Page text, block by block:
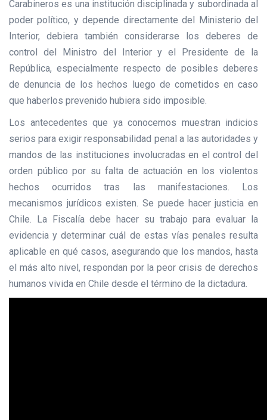
Carabineros es una institución disciplinada y subordinada al
poder político, y depende directamente del Ministerio del
Interior, debiera también considerarse los deberes de
control del Ministro del Interior y el Presidente de la
República, especialmente respecto de posibles deberes
de denuncia de los hechos luego de cometidos en caso
que haberlos prevenido hubiera sido imposible.
Los antecedentes que ya conocemos muestran indicios
serios para exigir responsabilidad penal a las autoridades y
mandos de las instituciones involucradas en el control del
orden público por su falta de actuación en los violentos
hechos ocurridos tras las manifestaciones. Los
mecanismos jurídicos existen. Se puede hacer justicia en
Chile. La Fiscalía debe hacer su trabajo para evaluar la
evidencia y determinar cuál de estas vías penales resulta
aplicable en qué casos, asegurando que los mandos, hasta
el más alto nivel, respondan por la peor crisis de derechos
humanos vivida en Chile desde el término de la dictadura.